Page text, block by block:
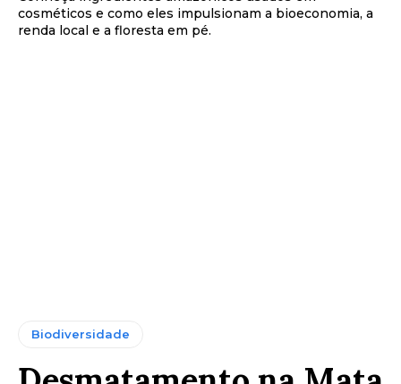
cosméticos e como eles impulsionam a bioeconomia, a
renda local e a floresta em pé.
Biodiversidade